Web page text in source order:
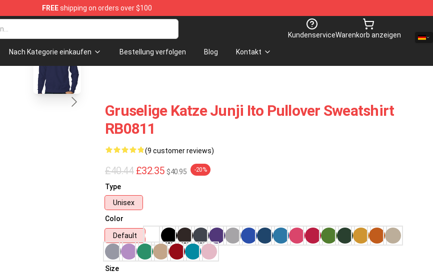
FREEshipping on orders over $100
KundenserviceWarenkorb anzeigen
Nach Kategorie einkaufen Bestellung verfolgen Blog Kontakt
blank template
Gruselige Katze Junji Ito Pullover Sweatshirt
RB0811
(9 customer reviews)
£40.44 £32.35 $40.95 -20%
Type
Unisex
Color
Default
Size